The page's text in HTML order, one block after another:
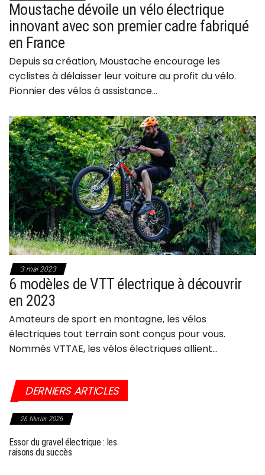
Moustache dévoile un vélo électrique
innovant avec son premier cadre fabriqué
en France
Depuis sa création, Moustache encourage les
cyclistes à délaisser leur voiture au profit du vélo.
Pionnier des vélos à assistance…
3 mai 2023
6 modèles de VTT électrique à découvrir
en 2023
Amateurs de sport en montagne, les vélos
électriques tout terrain sont conçus pour vous.
Nommés VTTAE, les vélos électriques allient…
DERNIERS ARTICLES
26 février 2026
Essor du gravel électrique : les
raisons du succès